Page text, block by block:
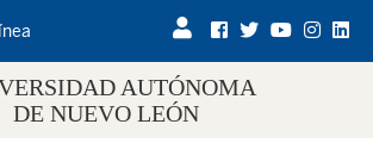
AUTÓNOMA
DE NUEVO LEÓN